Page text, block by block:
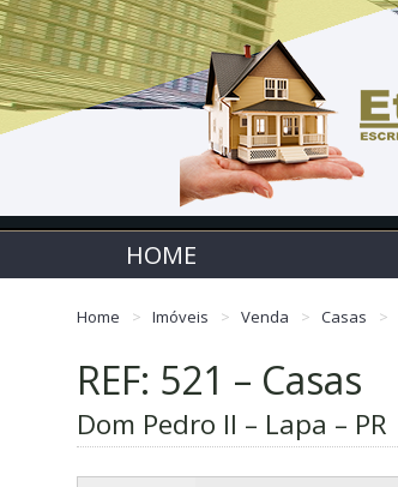
HOME
Home Imóveis Venda Casas
REF: 521 – Casas
Dom Pedro II – Lapa – PR